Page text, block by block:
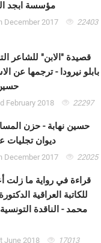
مؤسسة ابجد
December 2017 22403
قصيدة "الابن" للشاعر
بابلو نيرودا - ترجمها عن
February 2018 22297
حسين نهابة - حزن
ديوان
December 2017 22025
قراءة في رواية ما زلت
للكاتبة العراقية
محمد - الناقدة
June 2018 17013